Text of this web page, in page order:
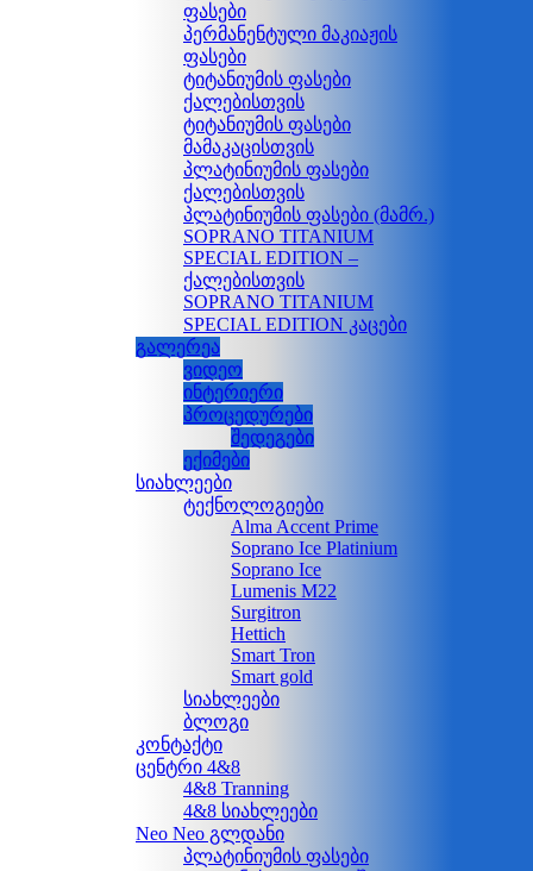
ფასები
პერმანენტული მაკიაჟის
ფასები
ტიტანიუმის ფასები
ქალებისთვის
ტიტანიუმის ფასები
მამაკაცისთვის
პლატინიუმის ფასები
ქალებისთვის
პლატინიუმის ფასები (მამრ.)
SOPRANO TITANIUM
SPECIAL EDITION –
ქალებისთვის
SOPRANO TITANIUM
SPECIAL EDITION კაცები
გალერეა
ვიდეო
ინტერიერი
პროცედურები
შედეგები
ექიმები
სიახლეები
ტექნოლოგიები
Alma Accent Prime
Soprano Ice Platinium
Soprano Ice
Lumenis M22
Surgitron
Hettich
Smart Tron
Smart gold
სიახლეები
ბლოგი
კონტაქტი
ცენტრი 4&8
4&8 Tranning
4&8 სიახლეები
Neo Neo გლდანი
პლატინიუმის ფასები